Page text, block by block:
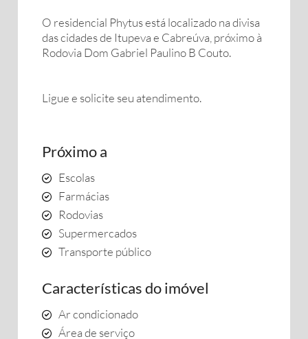
O residencial Phytus está localizado na divisa
das cidades de Itupeva e Cabreúva, próximo à
Rodovia Dom Gabriel Paulino B Couto.
Ligue e solicite seu atendimento.
Próximo a
Escolas
Farmácias
Rodovias
Supermercados
Transporte público
Características do imóvel
Ar condicionado
Área de serviço